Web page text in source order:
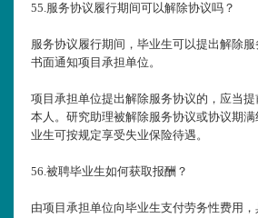
55.服务协议履行期间可以解除协议吗？
服务协议履行期间，毕业生可以提出解除
书面通知项目承担单位。
项目承担单位提出解除服务协议的，应当
本人。研究助理被解除服务协议或协议期
业生可按规定享受失业保险待遇。
56.被聘毕业生如何获取报酬？
由项目承担单位向毕业生支付劳务性费用